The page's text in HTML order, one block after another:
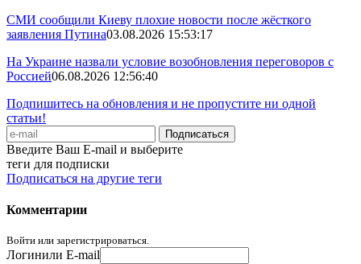
СМИ сообщили Киеву плохие новости после жёсткого
заявления Путина03.08.2026 15:53:17
На Украине назвали условие возобновления переговоров с
Россией06.08.2026 12:56:40
Подпишитесь на обновления и не пропустите ни одной
статьи!
Введите Ваш E-mail и выберите
теги для подписки
Подписаться на другие теги
Комментарии
Войти или зарегистрироваться.
Логинили E-mail